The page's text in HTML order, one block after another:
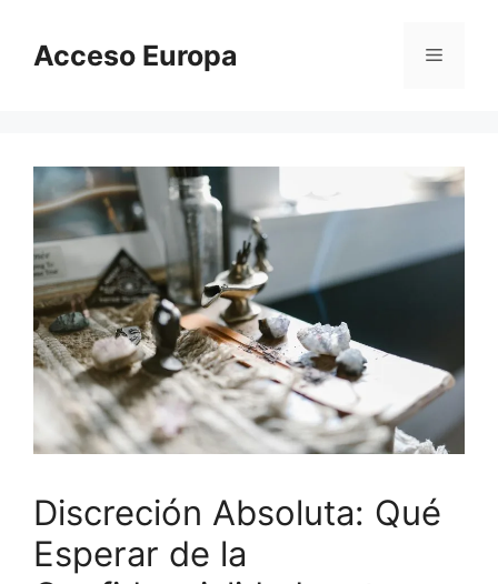
contenido
Acceso Europa Menú
Discreción Absoluta: Qué
Esperar de la